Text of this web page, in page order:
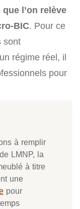
l’on relève
BIC. Pour ce
sont
régime réel, il
pour
à remplir
LMNP, la
à titre
une
pour